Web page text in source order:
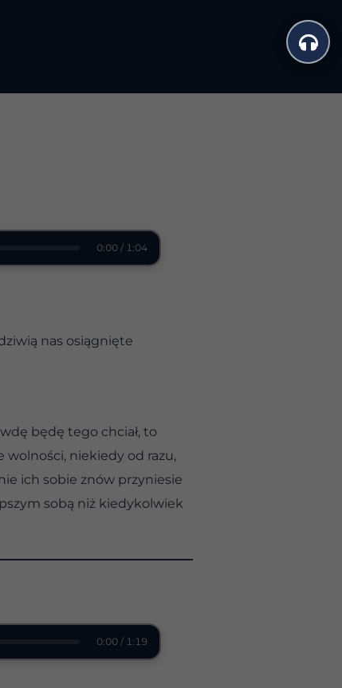
0:00 / 1:04
nas osiągnięte
będę tego chciał, to
wolności, niekiedy od razu,
ich sobie znów przyniesie
sobą niż kiedykolwiek
0:00 / 1:19